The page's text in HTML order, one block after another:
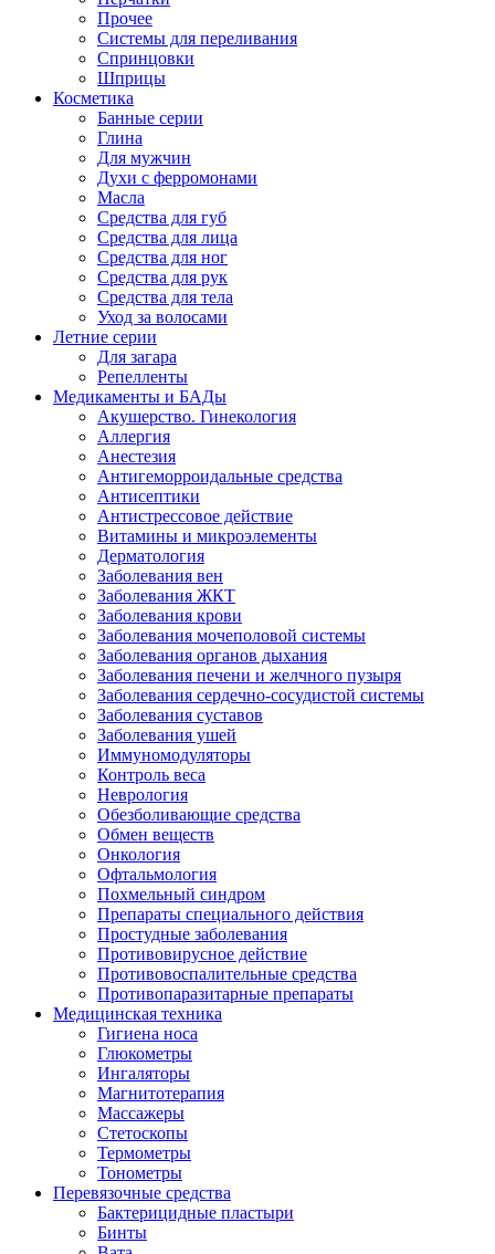
Прочее
Системы для переливания
Спринцовки
Шприцы
Косметика
Банные серии
Глина
Для мужчин
Духи с ферромонами
Масла
Средства для губ
Средства для лица
Средства для ног
Средства для рук
Средства для тела
Уход за волосами
Летние серии
Для загара
Репелленты
Медикаменты и БАДы
Акушерство. Гинекология
Аллергия
Анестезия
Антигеморроидальные средства
Антисептики
Антистрессовое действие
Витамины и микроэлементы
Дерматология
Заболевания вен
Заболевания ЖКТ
Заболевания крови
Заболевания мочеполовой системы
Заболевания органов дыхания
Заболевания печени и желчного пузыря
Заболевания сердечно-сосудистой системы
Заболевания суставов
Заболевания ушей
Иммуномодуляторы
Контроль веса
Неврология
Обезболивающие средства
Обмен веществ
Онкология
Офтальмология
Похмельный синдром
Препараты специального действия
Простудные заболевания
Противовирусное действие
Противовоспалительные средства
Противопаразитарные препараты
Медицинская техника
Гигиена носа
Глюкометры
Ингаляторы
Магнитотерапия
Массажеры
Стетоскопы
Термометры
Тонометры
Перевязочные средства
Бактерицидные пластыри
Бинты